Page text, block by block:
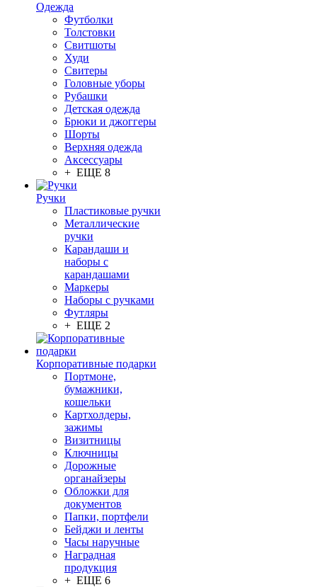
Одежда
Футболки
Толстовки
Свитшоты
Худи
Свитеры
Головные уборы
Рубашки
Детская одежда
Брюки и джоггеры
Шорты
Верхняя одежда
Аксессуары
+ ЕЩЕ 8
Ручки
Пластиковые ручки
Металлические
ручки
Карандаши и
наборы с
карандашами
Маркеры
Наборы с ручками
Футляры
+ ЕЩЕ 2
Корпоративные подарки
Портмоне,
бумажники,
кошельки
Картхолдеры,
зажимы
Визитницы
Ключницы
Дорожные
органайзеры
Обложки для
документов
Папки, портфели
Бейджи и ленты
Часы наручные
Наградная
продукция
+ ЕЩЕ 6